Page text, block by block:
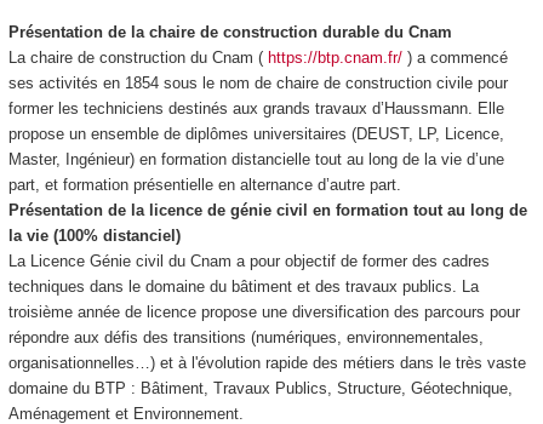
Présentation de la chaire de construction durable du Cnam
La chaire de construction du Cnam ( https://btp.cnam.fr/) a commencé
ses activités en 1854 sous le nom de chaire de construction civile pour
former les techniciens destinés aux grands travaux d’Haussmann. Elle
propose un ensemble de diplômes universitaires (DEUST, LP, Licence,
Master, Ingénieur) en formation distancielle tout au long de la vie d’une
part, et formation présentielle en alternance d’autre part.
Présentation de la licence de génie civil en formation tout au long de
la vie (100% distanciel)
La Licence Génie civil du Cnam a pour objectif de former des cadres
techniques dans le domaine du bâtiment et des travaux publics. La
troisième année de licence propose une diversification des parcours pour
répondre aux défis des transitions (numériques, environnementales,
organisationnelles…) et à l'évolution rapide des métiers dans le très vaste
domaine du BTP : Bâtiment, Travaux Publics, Structure, Géotechnique,
Aménagement et Environnement.